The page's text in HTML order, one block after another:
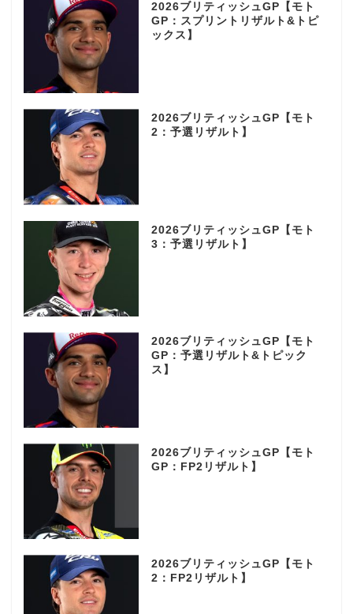
2026ブリティッシュGP【モト
GP：スプリントリザルト&トピ
ックス】
2026ブリティッシュGP【モト
2：予選リザルト】
2026ブリティッシュGP【モト
3：予選リザルト】
2026ブリティッシュGP【モト
GP：予選リザルト&トピック
ス】
2026ブリティッシュGP【モト
GP：FP2リザルト】
2026ブリティッシュGP【モト
2：FP2リザルト】